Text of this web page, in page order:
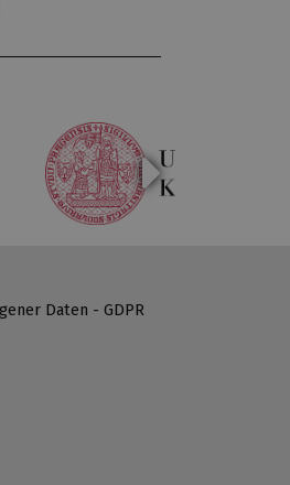
Daten - GDPR